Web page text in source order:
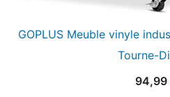
GOPLUS Meuble vinyle
Tourne-
94,99